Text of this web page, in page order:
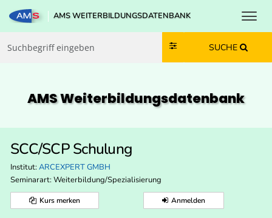
Zum Inhalt springen
Zum Navmenü springen
Zur Suche springen
Zur Footer springen
AMS WEITERBILDUNGSDATENBANK
SUCHE
AMS Weiterbildungs­datenbank
SCC/SCP Schulung
Institut: ARCEXPERT GMBH
Seminarart: Weiterbildung/Spezialisierung
Kurs merken Anmelden